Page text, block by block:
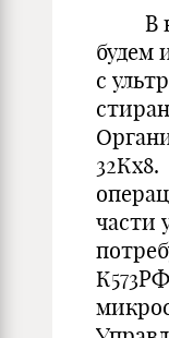
В
будем
с
части